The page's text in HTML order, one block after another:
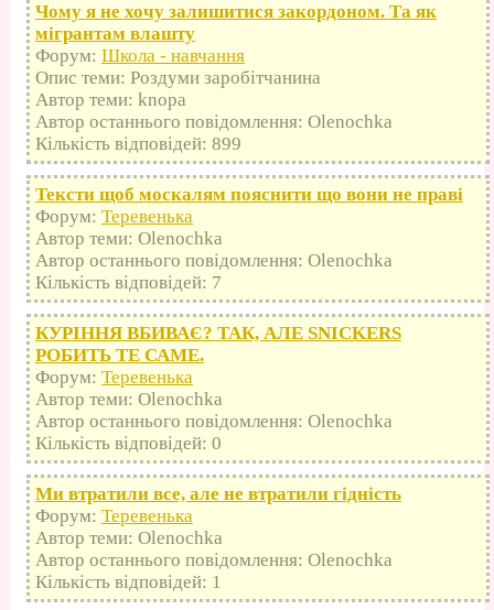
Чому я не хочу залишитися закордоном. Та як
мігрантам влашту
Форум: Школа - навчання
Опис теми: Роздуми заробітчанина
Автор теми: knopa
Автор останнього повідомлення: Olenochka
Кількість відповідей: 899
Тексти щоб москалям пояснити що вони не праві
Форум: Теревенька
Автор теми: Olenochka
Автор останнього повідомлення: Olenochka
Кількість відповідей: 7
КУРІННЯ ВБИВАЄ? ТАК, АЛЕ SNICKERS
РОБИТЬ ТЕ САМЕ.
Форум: Теревенька
Автор теми: Olenochka
Автор останнього повідомлення: Olenochka
Кількість відповідей: 0
Ми втратили все, але не втратили гідність
Форум: Теревенька
Автор теми: Olenochka
Автор останнього повідомлення: Olenochka
Кількість відповідей: 1